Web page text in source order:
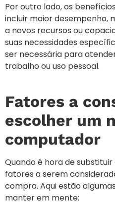
Por outro lado, os
incluir maior desempenho,
a novos recursos ou
suas necessidades
ser necessária para
trabalho ou uso pessoal.
Fatores a
escolher um
computador
Quando é hora de substituir
fatores a serem
compra. Aqui estão
manter em mente: